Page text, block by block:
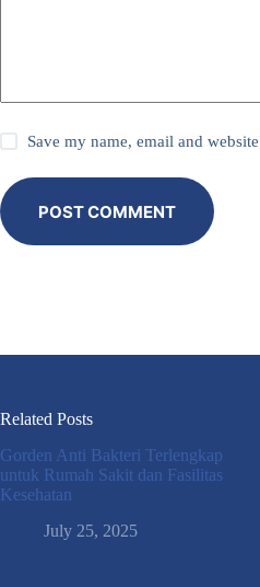
Save my name, email and
POST COMMENT
Related Posts
Gorden Anti Bakteri Terlengkap
untuk Rumah Sakit dan Fasilitas
Kesehatan
July 25, 2025